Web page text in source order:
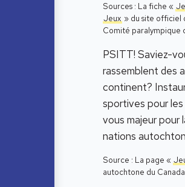
Sources : La fiche «
Jeux » du site officiel
Comité paralympique
PSITT! Saviez-
rassemblent des
continent?
sportives pour les
vous majeur
nations
Source : La page «
autochtone du